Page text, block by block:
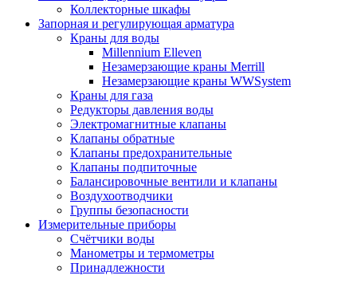
Коллекторные шкафы
Запорная и регулирующая арматура
Краны для воды
Millennium Elleven
Незамерзающие краны Merrill
Незамерзающие краны WWSystem
Краны для газа
Редукторы давления воды
Электромагнитные клапаны
Клапаны обратные
Клапаны предохранительные
Клапаны подпиточные
Балансировочные вентили и клапаны
Воздухоотводчики
Группы безопасности
Измерительные приборы
Счётчики воды
Манометры и термометры
Принадлежности